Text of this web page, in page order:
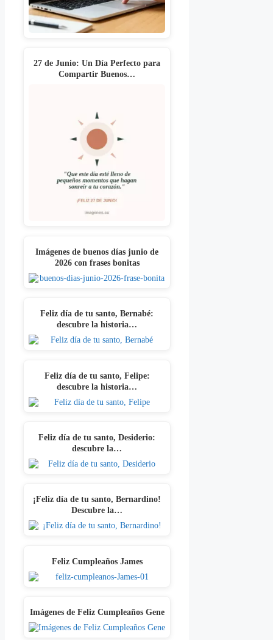
27 de Junio: Un Día Perfecto para
Compartir Buenos…
Imágenes de buenos días junio de
2026 con frases bonitas
Feliz día de tu santo, Bernabé:
descubre la historia…
Feliz día de tu santo, Felipe:
descubre la historia…
Feliz día de tu santo, Desiderio:
descubre la…
¡Feliz día de tu santo, Bernardino!
Descubre la…
Feliz Cumpleaños James
Imágenes de Feliz Cumpleaños Gene